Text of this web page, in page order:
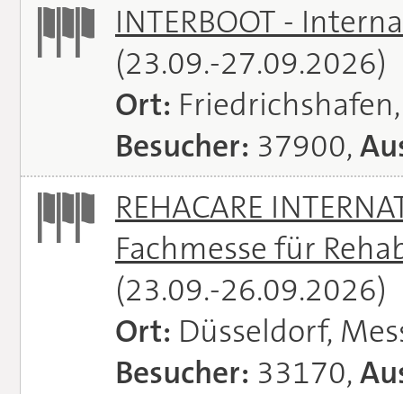
INTERBOOT -
(23.09.-27.09.2026)
Ort:
Besucher: 37900,
REHACARE
Fachmesse für
(23.09.-26.09.2026)
Ort: Düsseldorf,
Besucher: 33170,